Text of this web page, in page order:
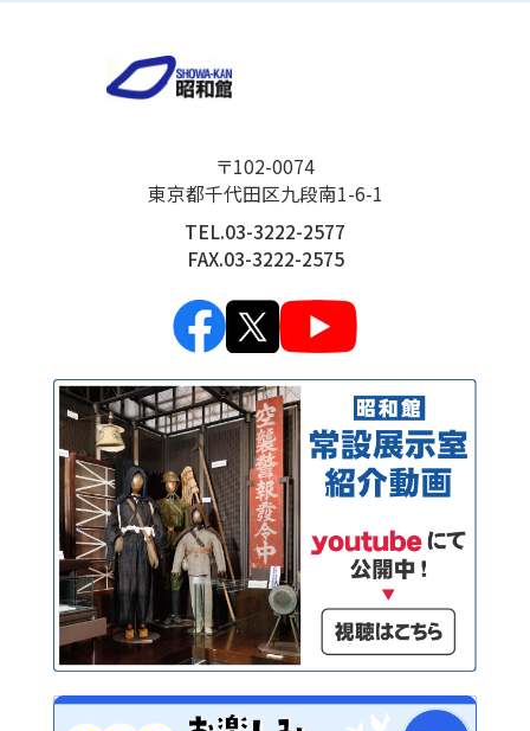
〒102-0074
東京都千代田区九段南1-6-1
TEL.03-3222-2577
FAX.03-3222-2575